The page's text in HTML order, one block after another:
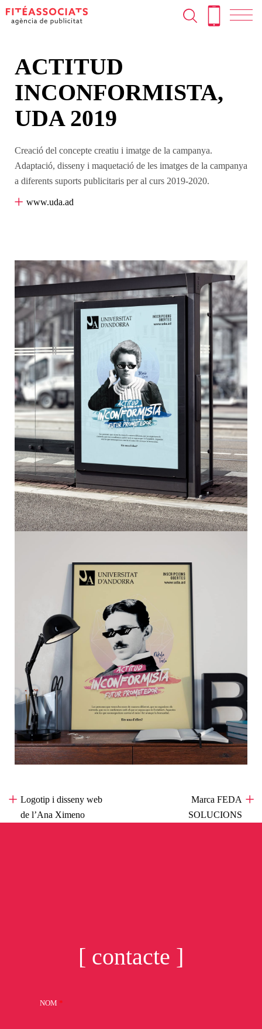
ACTITUD
INCONFORMISTA,
UDA 2019
Creació del concepte creatiu i imatge de la campanya.
Adaptació, disseny i maquetació de les imatges de la campanya
a diferents suports publicitaris per al curs 2019-2020.
www.uda.ad
Marca FEDA
SOLUCIONS
Logotip i disseny web
de l’Ana Ximeno
[ contacte ]
NOM *